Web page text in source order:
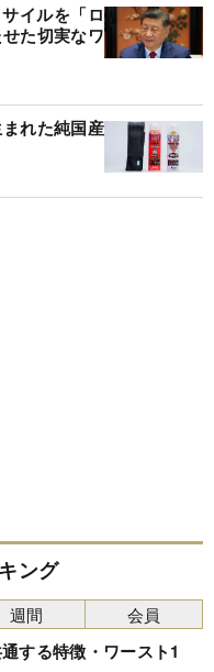
イルを「ロ
た切実なワ
れた純国産
ング
する特徴・ワースト1
週間 会員